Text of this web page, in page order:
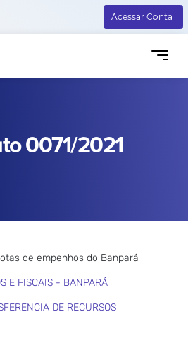
Acessar Conta
0071/2021
de empenhos do Banpará
E FISCAIS - BANPARÁ
DE RECURSOS